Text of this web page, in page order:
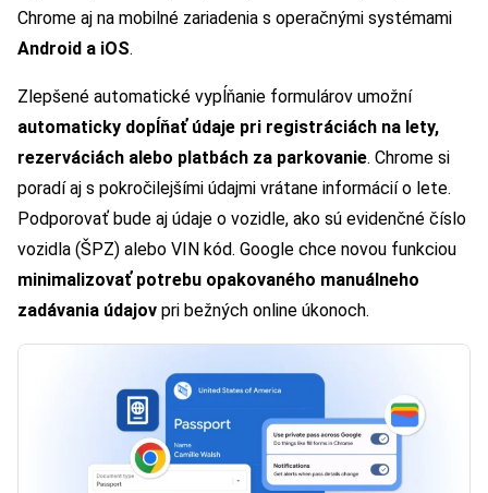
Chrome aj na mobilné zariadenia s operačnými systémami
Android a iOS.
Zlepšené automatické vypĺňanie formulárov umožní
automaticky dopĺňať údaje pri registráciách na lety,
rezerváciách alebo platbách za parkovanie. Chrome si
poradí aj s pokročilejšími údajmi vrátane informácií o lete.
Podporovať bude aj údaje o vozidle, ako sú evidenčné číslo
vozidla (ŠPZ) alebo VIN kód. Google chce novou funkciou
minimalizovať potrebu opakovaného manuálneho
zadávania údajov pri bežných online úkonoch.